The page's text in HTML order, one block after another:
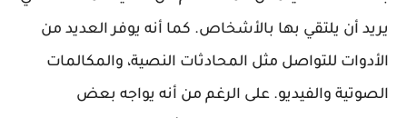
يريد أن يلتقي بها بالأشخاص. كما أنه يوفر العديد من
الأدوات للتواصل مثل المحادثات النصية، والمكالمات
الصوتية والفيديو. على الرغم من أنه يواجه بعض